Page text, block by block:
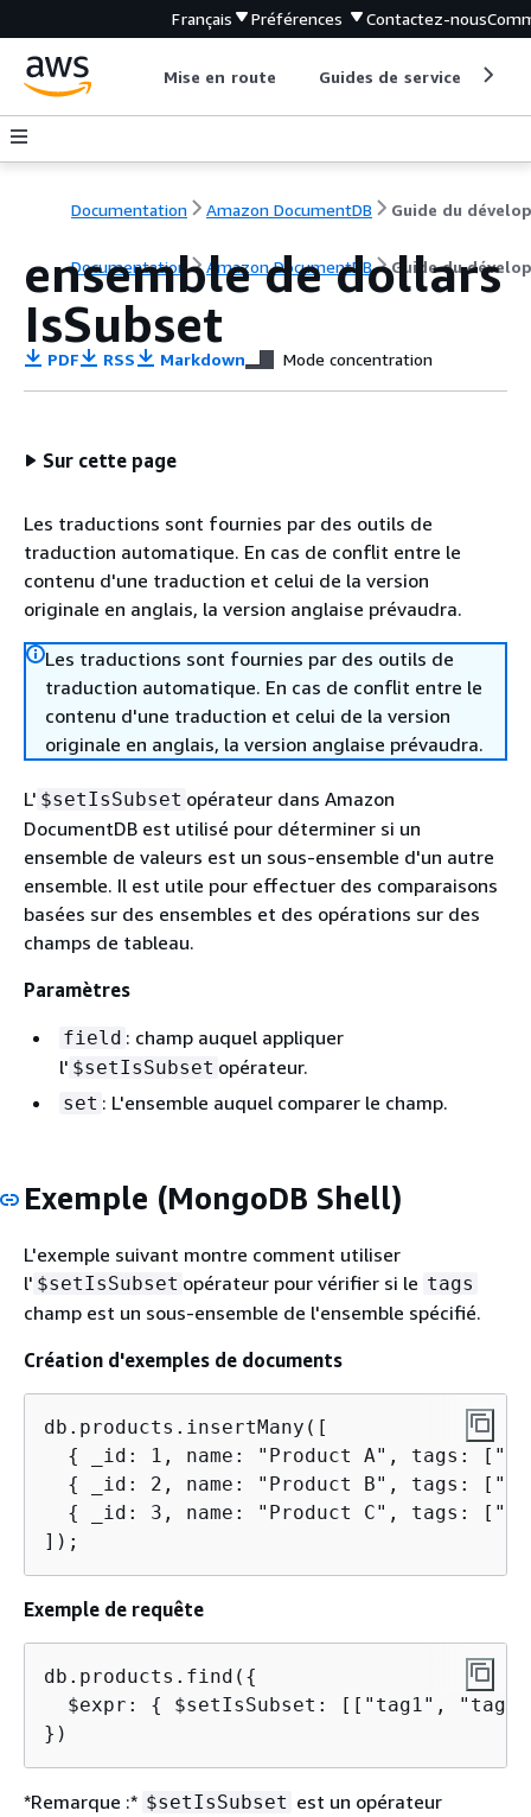
Français Préférences Contactez-nous
Mise en route Guides de service
Documentation Amazon DocumentDB
Documentation Amazon DocumentDB Guide du
ensemble de dollars
IsSubset
PDF RSS Markdown Mode concentration
Sur cette page
Les traductions sont fournies par des outils de
traduction automatique. En cas de conflit entre le
contenu d'une traduction et celui de la version
originale en anglais, la version anglaise prévaudra.
Les traductions sont fournies par des outils de
traduction automatique. En cas de conflit entre le
contenu d'une traduction et celui de la version
originale en anglais, la version anglaise prévaudra.
L' $setIsSubset opérateur dans Amazon
DocumentDB est utilisé pour déterminer si un
ensemble de valeurs est un sous-ensemble d'un autre
ensemble. Il est utile pour effectuer des comparaisons
basées sur des ensembles et des opérations sur des
champs de tableau.
Paramètres
field : champ auquel appliquer
l' $setIsSubset opérateur.
set : L'ensemble auquel comparer le champ.
Exemple (MongoDB Shell)
L'exemple suivant montre comment utiliser
l' $setIsSubset opérateur pour vérifier si le tags
champ est un sous-ensemble de l'ensemble spécifié.
Création d'exemples de documents
db.products.insertMany([
{
_id: 1, name: "Product A", tags:
{
_id: 2, name: "Product B", tags:
{
_id: 3, name: "Product C", tags:
]);
Exemple de requête
db.products.find( {
  $expr:
{
$setIsSubset: [["tag1",
})
*Remarque :* $setIsSubset est un opérateur